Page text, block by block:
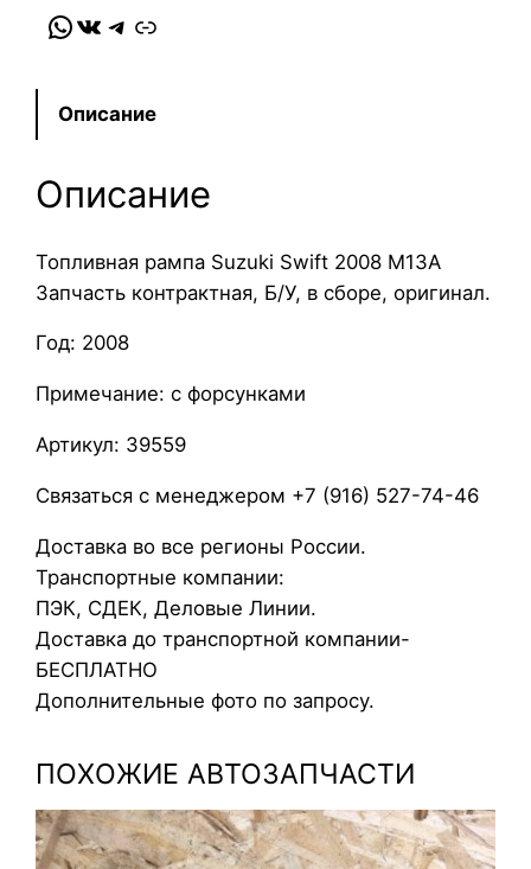
в
о
р
Т
о
л
и
в
н
я
р
а
м
п
а
S
u
k
i
WhatsApp VK Telegram Link
Описание
Описание
Топливная рампа Suzuki Swift 2008 M13A
Запчасть контрактная, Б/У, в сборе, оригинал.
Год: 2008
Примечание: с форсунками
Артикул: 39559
Связаться с менеджером +7 (916) 527-74-46
Доставка во все регионы России.
Транспортные компании:
ПЭК, СДЕК, Деловые Линии.
Доставка до транспортной компании-
БЕСПЛАТНО
Дополнительные фото по запросу.
ПОХОЖИЕ АВТОЗАПЧАСТИ